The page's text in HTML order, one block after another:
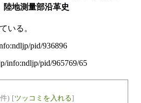
陸地測量部沿革史
いる。
pid/936896
info:ndljp/pid/965769/65
) [ツッコミを入れる]